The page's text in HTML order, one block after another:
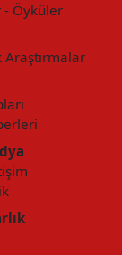
- Öyküler
Araştırmalar